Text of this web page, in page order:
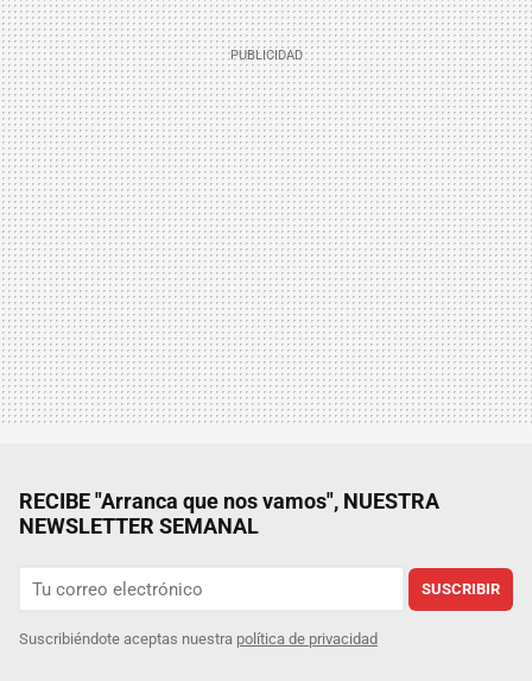
RECIBE "Arranca que nos vamos", NUESTRA
NEWSLETTER SEMANAL
SUSCRIBIR
Suscribiéndote aceptas nuestra política de privacidad